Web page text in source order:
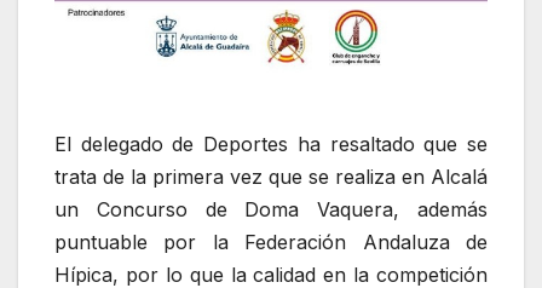
El delegado de Deportes ha resaltado que se
trata de la primera vez que se realiza en Alcalá
un Concurso de Doma Vaquera, además
puntuable por la Federación Andaluza de
Hípica, por lo que la calidad en la competición